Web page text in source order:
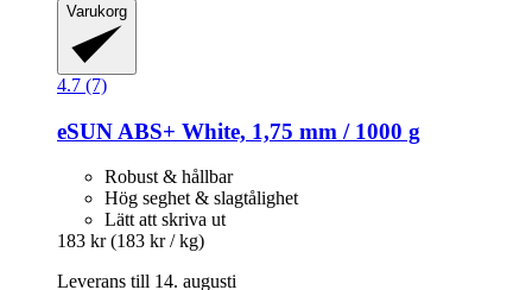
Varukorg
4.7 (7)
eSUN ABS+ White, 1,75 mm / 1000 g
Robust & hållbar
Hög seghet & slagtålighet
Lätt att skriva ut
183 kr (183 kr / kg)
Leverans till 14. augusti